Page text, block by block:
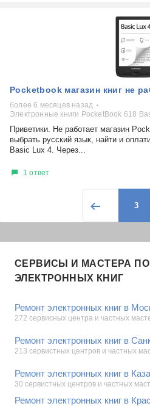
Pocketbook магазин книг не
более 6 месяцев назад
Электронные книги PocketBook 618
Приветики. Не работает магазин
выбрать русский язык, найти и
Basic Lux 4. Через...
1 ответ
3
СЕРВИСЫ И МАСТЕРА
ЭЛЕКТРОННЫХ КНИГ
Ремонт электронных книг в
272 сервисных центра и частных
Ремонт электронных книг в
213 сервистных центров и частных
Ремонт электронных книг в
30 сервистных центров и частных
Ремонт электронных книг в